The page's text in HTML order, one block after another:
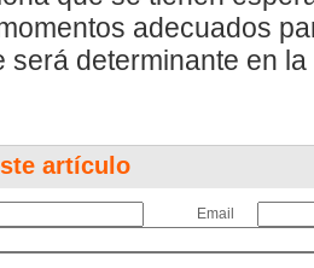
adecuados
será determinante en
artículo
Email